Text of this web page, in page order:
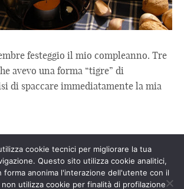
festeggio il mio compleanno. Tre
avevo una forma “tigre” di
di spaccare immediatamente la mia
cookie tecnici per migliorare la tua
Questo sito utilizza cookie analitici,
forma anonima l'interazione dell'utente con il
utilizza cookie per finalità di profilazione